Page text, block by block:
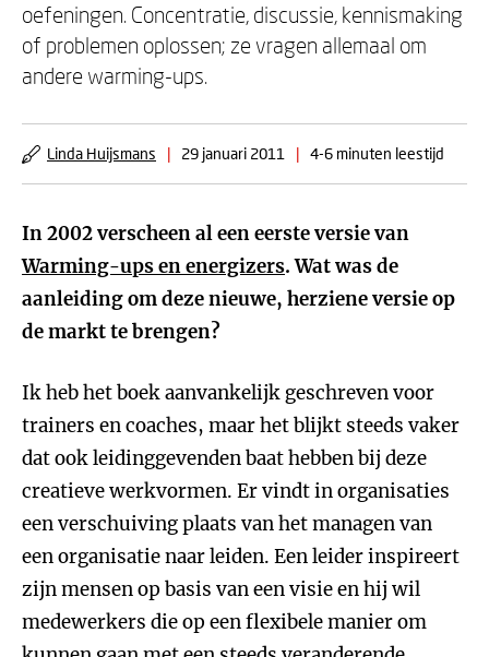
oefeningen. Concentratie, discussie, kennismaking
of problemen oplossen; ze vragen allemaal om
andere warming-ups.
Linda Huijsmans | 29 januari 2011 | 4-6 minuten leestijd
In 2002 verscheen al een eerste versie van
Warming-ups en energizers.Wat was de
aanleiding om deze nieuwe, herziene versie op
de markt te brengen?
Ik heb het boek aanvankelijk geschreven voor
trainers en coaches, maar het blijkt steeds vaker
dat ook leidinggevenden baat hebben bij deze
creatieve werkvormen. Er vindt in organisaties
een verschuiving plaats van het managen van
een organisatie naar leiden. Een leider inspireert
zijn mensen op basis van een visie en hij wil
medewerkers die op een flexibele manier om